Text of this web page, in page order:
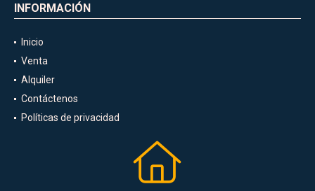
INFORMACIÓN
Inicio
Venta
Alquiler
Contáctenos
Políticas de privacidad